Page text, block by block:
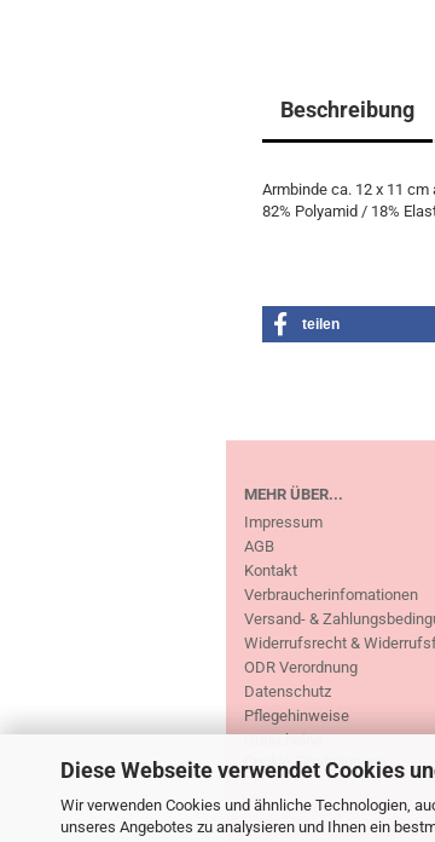
Diese Webseite verwendet Cookies
Wir verwenden Cookies und ähnliche Technologien,
unseres Angebotes zu analysieren und Ihnen ein
Beschreibung
Armbinde ca. 12 x 11 cm
82% Polyamid / 18%
teilen
MEHR ÜBER...
Impressum
AGB
Kontakt
Verbraucherinfomationen
Versand- &
Widerrufsrecht &
ODR Verordnung
Datenschutz
Pflegehinweise
Gutscheine
Cookie Einstellungen